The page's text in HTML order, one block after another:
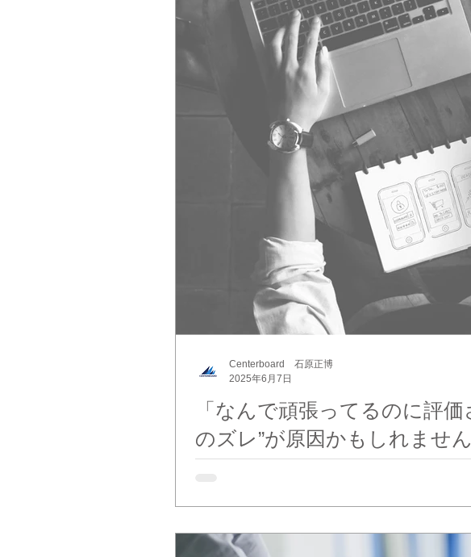
「なんで頑張ってるのに評価されな
のズレ”が原因かもしれません
理由、実
Centerboard 石原正博
2025年6月7日